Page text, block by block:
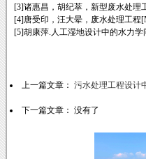
[3]诸惠昌，胡纪萃，新型废水处理
[4]唐受印，汪大晕，废水处理工
[5]胡康萍.人工湿地设计中的水力
上一篇文章： 污水处理工程设计
下一篇文章： 没有了